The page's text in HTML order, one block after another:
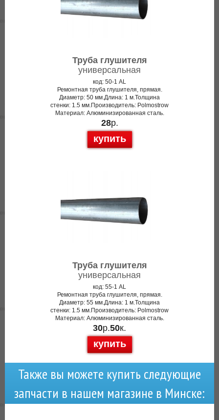
Труба глушителя
универсальная
код: 50-1 AL
Ремонтная труба глушителя, прямая.
Диаметр: 50 мм.Длина: 1 м.Толщина
стенки: 1.5 мм.Производитель: Polmostrow
Материал: Алюминизированная сталь.
28р.
купить
Труба глушителя
универсальная
код: 55-1 AL
Ремонтная труба глушителя, прямая.
Диаметр: 55 мм.Длина: 1 м.Толщина
стенки: 1.5 мм.Производитель: Polmostrow
Материал: Алюминизированная сталь.
30р.50к.
купить
Также вы можете купить следующие
запчасти в нашем магазине в Минске: